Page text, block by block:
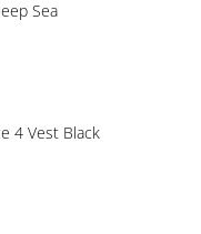
Sea
4 Vest Black